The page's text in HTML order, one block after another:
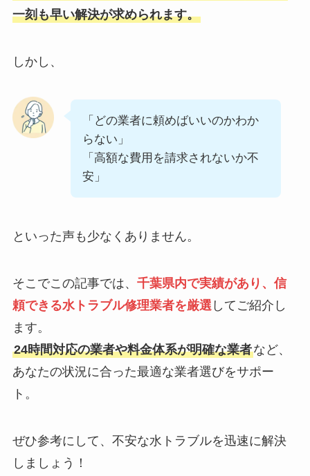
一刻も早い解決が求められます。
しかし、
「どの業者に頼めばいいのかわか
らない」
「高額な費用を請求されないか不
安」
といった声も少なくありません。
そこでこの記事では、 千葉県内で実績があり、信
頼できる水トラブル修理業者を厳選してご紹介し
ます。
24時間対応の業者や料金体系が明確な業者など、
あなたの状況に合った最適な業者選びをサポー
ト。
ぜひ参考にして、不安な水トラブルを迅速に解決
しましょう！